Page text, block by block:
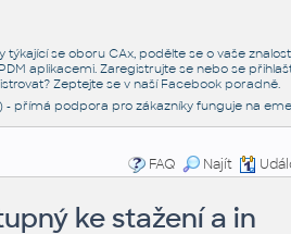
se oboru CAx, podělte se o vaše
aplikacemi. Zaregistrujte se nebo se
Zeptejte se v naší Facebook poradně.
- přímá podpora pro zákazníky funguje na
FAQ
Najít
ke stažení a in